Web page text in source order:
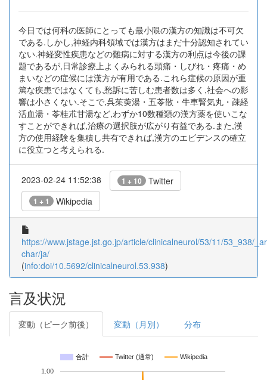
今日では何科の医師にとっても最小限の漢方の知識は不可欠
である.しかし,神経内科領域では漢方はまだ十分認知されてい
ない.神経変性疾患などの難病に対する漢方の利点は今後の課
題であるが,日常診療上よくみられる頭痛・しびれ・疼痛・め
まいなどの症候には漢方が有用である.これら症候の原因が重
篤な疾患ではなくても,愁訴に苦しむ患者数は多く,社会への影
響は小さくない.そこで,呉茱萸湯・五苓散・牛車腎気丸・疎経
活血湯・苓桂朮甘湯など,わずか10数種類の漢方薬を使いこな
すことができれば,治療の選択肢が広がり有益である.また,漢
方の使用経験を集積し共有できれば,漢方のエビデンスの確立
に役立つと考えられる.
2023-02-24 11:52:38 1 + 10 Twitter
1 + 1 Wikipedia
https://www.jstage.jst.go.jp/article/clinicalneurol/53/11/53_938/
char/ja/
(info:doi/10.5692/clinicalneurol.53.938)
言及状況
変動（ピーク前後） 変動（月別） 分布
合計 Twitter (通常) Wikipedia
1.00